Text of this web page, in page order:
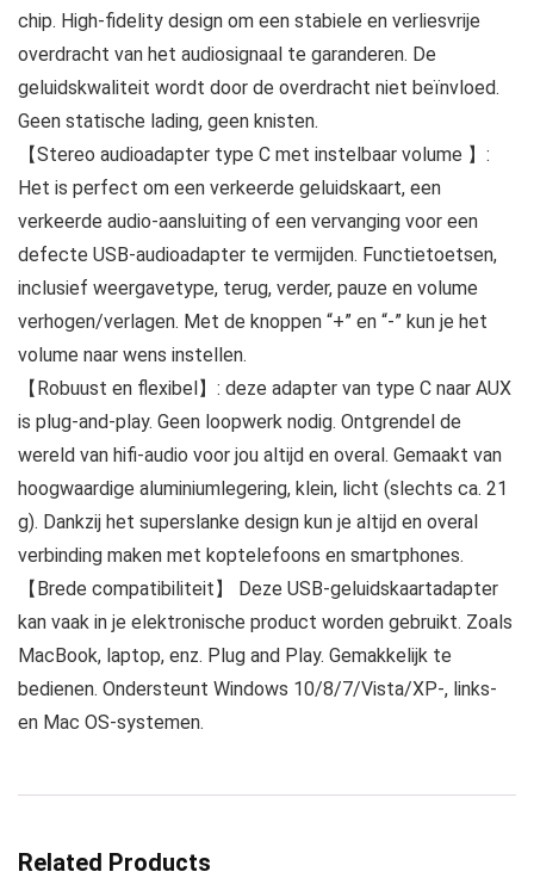
chip. High-fidelity design om een stabiele en verliesvrije
overdracht van het audiosignaal te garanderen. De
geluidskwaliteit wordt door de overdracht niet beïnvloed.
Geen statische lading, geen knisten.
【Stereo audioadapter type C met instelbaar volume 】:
Het is perfect om een verkeerde geluidskaart, een
verkeerde audio-aansluiting of een vervanging voor een
defecte USB-audioadapter te vermijden. Functietoetsen,
inclusief weergavetype, terug, verder, pauze en volume
verhogen/verlagen. Met de knoppen “+” en “-” kun je het
volume naar wens instellen.
【Robuust en flexibel】: deze adapter van type C naar AUX
is plug-and-play. Geen loopwerk nodig. Ontgrendel de
wereld van hifi-audio voor jou altijd en overal. Gemaakt van
hoogwaardige aluminiumlegering, klein, licht (slechts ca. 21
g). Dankzij het superslanke design kun je altijd en overal
verbinding maken met koptelefoons en smartphones.
【Brede compatibiliteit】 Deze USB-geluidskaartadapter
kan vaak in je elektronische product worden gebruikt. Zoals
MacBook, laptop, enz. Plug and Play. Gemakkelijk te
bedienen. Ondersteunt Windows 10/8/7/Vista/XP-, links-
en Mac OS-systemen.
Related Products